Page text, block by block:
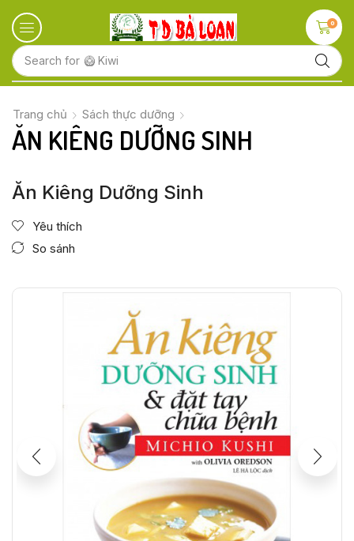
Search for 🥕 Vegetables
0
Trang chủ Sách thực dưỡng
ĂN KIÊNG DƯỠNG SINH
Ăn Kiêng Dưỡng Sinh
Yêu thích
So sánh